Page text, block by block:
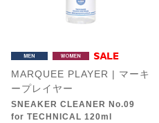
MARQUEE PLAYER | マーキ
ープレイヤー
SNEAKER CLEANER No.09
for TECHNICAL 120ml